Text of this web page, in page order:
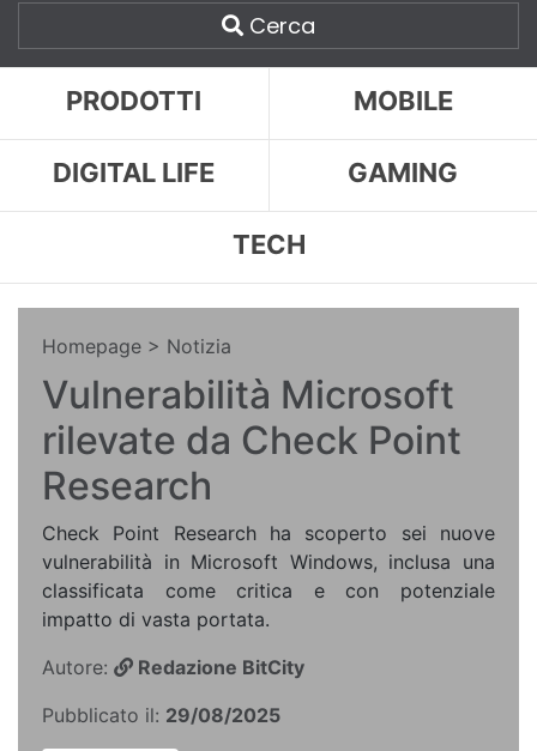
Cerca
PRODOTTI MOBILE
DIGITAL LIFE GAMING
TECH
Homepage > Notizia
Vulnerabilità Microsoft
rilevate da Check Point
Research
Check Point Research ha scoperto sei nuove
vulnerabilità in Microsoft Windows, inclusa una
classificata come critica e con potenziale
impatto di vasta portata.
Autore:
Redazione BitCity
Pubblicato il: 29/08/2025